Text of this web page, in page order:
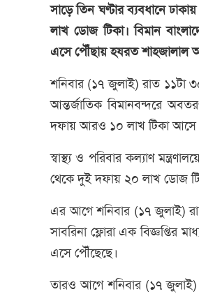
সাড়ে তিন ঘণ্টার ব্যবধানে
লাখ ডোজ টিকা। বিমান
এসে পৌঁছায় হযরত শাহজালাল
শনিবার (১৭ জুলাই) রাত ১১টা
আন্তর্জাতিক বিমানবন্দরে
দফায় আরও ১০ লাখ টিকা
স্বাস্থ্য ও পরিবার কল্যাণ
থেকে দুই দফায় ২০ লাখ ডোজ
এর আগে শনিবার (১৭ জুলাই)
সাবরিনা ফ্লোরা এক বিজ্ঞপ্তির
এসে পৌঁছেছে।
তারও আগে শনিবার (১৭ জুলাই)